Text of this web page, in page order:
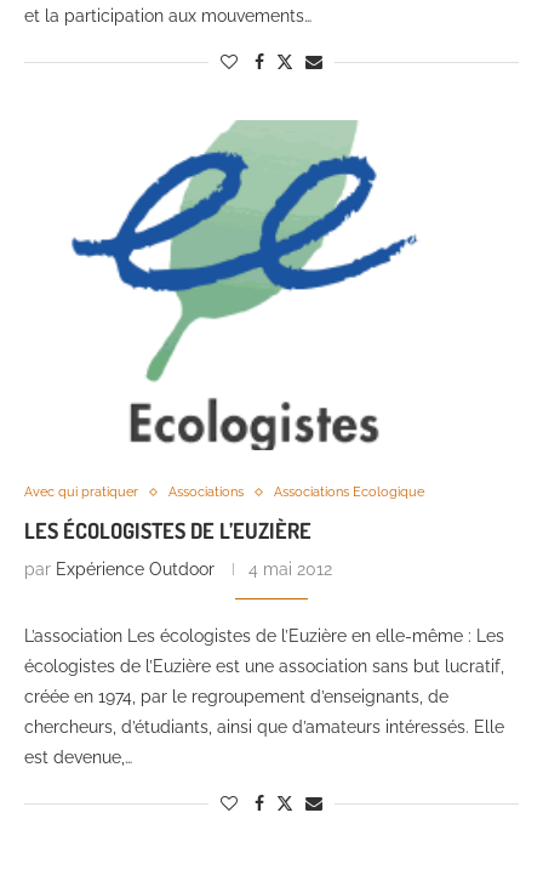
et la participation aux mouvements…
Avec qui pratiquer Associations Associations Ecologique
LES ÉCOLOGISTES DE L’EUZIÈRE
par Expérience Outdoor 4 mai 2012
L’association Les écologistes de l’Euzière en elle-même : Les
écologistes de l’Euzière est une association sans but lucratif,
créée en 1974, par le regroupement d’enseignants, de
chercheurs, d’étudiants, ainsi que d’amateurs intéressés. Elle
est devenue,…